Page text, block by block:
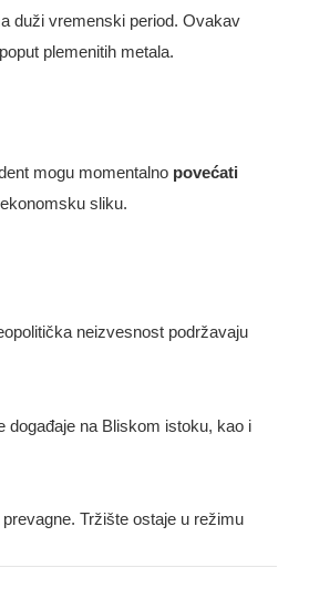
duži vremenski period. Ovakav
plemenitih metala.
mogu momentalno povećati
sliku.
neizvesnost podržavaju
događaje na Bliskom istoku, kao i
Tržište ostaje u režimu